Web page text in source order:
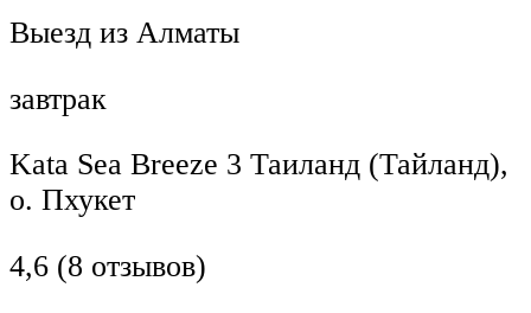
Выезд из Алматы
завтрак
Kata Sea Breeze 3 Таиланд (Тайланд),
о. Пхукет
4,6 (8 отзывов)